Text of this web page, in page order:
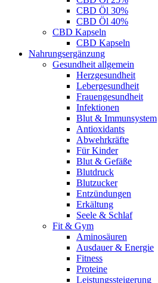
CBD Öl 30%
CBD Öl 40%
CBD Kapseln
CBD Kapseln
Nahrungsergänzung
Gesundheit allgemein
Herzgesundheit
Lebergesundheit
Frauengesundheit
Infektionen
Blut & Immunsystem
Antioxidants
Abwehrkräfte
Für Kinder
Blut & Gefäße
Blutdruck
Blutzucker
Entzündungen
Erkältung
Seele & Schlaf
Fit & Gym
Aminosäuren
Ausdauer & Energie
Fitness
Proteine
Leistungssteigerung